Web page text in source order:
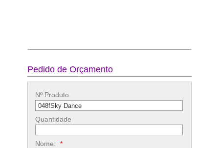
Pedido de Orçamento
Nº Produto
Quantidade
Nome: *